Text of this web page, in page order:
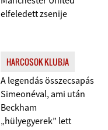
elfeledett zsenije
HARCOSOK KLUBJA
A legendás összecsapás
Simeonéval, ami után
Beckham
„hülyegyerek” lett